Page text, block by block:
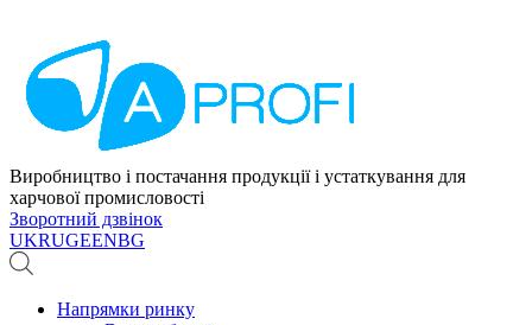
Виробництво і постачання продукції і устаткування для
харчової промисловості
Зворотний дзвінок
UKRUGEENBG
Напрямки ринку